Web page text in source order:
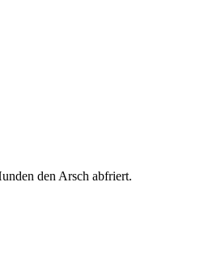
den Arsch abfriert.